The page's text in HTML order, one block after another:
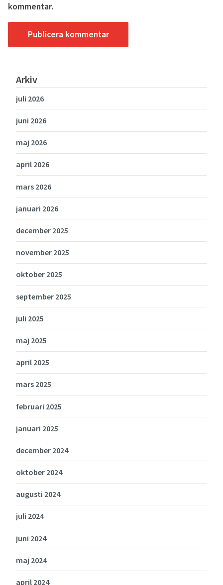
kommentar.
Arkiv
juli 2026
juni 2026
maj 2026
april 2026
mars 2026
januari 2026
december 2025
november 2025
oktober 2025
september 2025
juli 2025
maj 2025
april 2025
mars 2025
februari 2025
januari 2025
december 2024
oktober 2024
augusti 2024
juli 2024
juni 2024
maj 2024
april 2024